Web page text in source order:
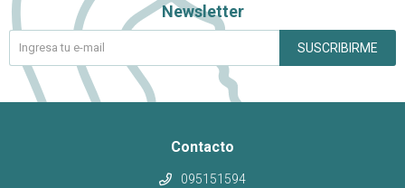
Contacto
095151594
Newsletter
SUSCRIBIRME